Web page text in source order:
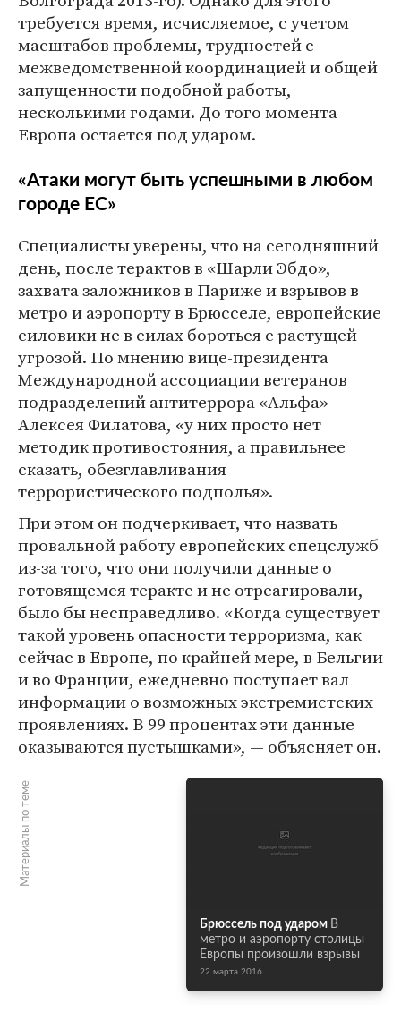
требуется время, исчисляемое, с учетом
масштабов проблемы, трудностей с
межведомственной координацией и общей
запущенности подобной работы,
несколькими годами. До того момента
Европа остается под ударом.
«Атаки могут быть успешными в любом
городе ЕС»
Специалисты уверены, что на сегодняшний
день, после терактов в «Шарли Эбдо»,
захвата заложников в Париже и взрывов в
метро и аэропорту в Брюсселе, европейские
силовики не в силах бороться с растущей
угрозой. По мнению вице-президента
Международной ассоциации ветеранов
подразделений антитеррора «Альфа»
Алексея Филатова, «у них просто нет
методик противостояния, а правильнее
сказать, обезглавливания
террористического подполья».
При этом он подчеркивает, что назвать
провальной работу европейских спецслужб
из-за того, что они получили данные о
готовящемся теракте и не отреагировали,
было бы несправедливо. «Когда существует
такой уровень опасности терроризма, как
сейчас в Европе, по крайней мере, в Бельгии
и во Франции, ежедневно поступает вал
информации о возможных экстремистских
проявлениях. В 99 процентах эти данные
оказываются пустышками», — объясняет он.
Материалы по теме
Брюссель под ударом В
метро и аэропорту столицы
Европы произошли взрывы
22 марта 2016